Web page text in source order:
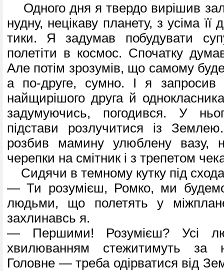
Одного дня я твердо вирішив
нудну, нецікаву планету, з усіма
тики. Я задумав побудувати
полетіти в космос. Спочат­ку
Але потім зрозумів, що самому
а по-друге, сумно. І я запросив
найщирішого друга й
заду­муючись, погодився. У
підстави розлучитися із
розбив мамину улю­блену вазу,
черепки на смітник і з трепетом
Сидячи в темному кутку під
— Ти розумієш, Ромко, ми
людьми, що полетять у
захлинавсь я.
— Першими! Розумієш? Усі
хвилюван­ням стежитимуть за
Головне — треба одірватися від